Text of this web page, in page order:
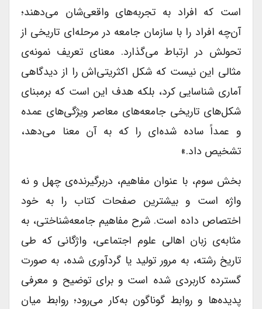
است که افراد به تجربه‌های واقعی‌شان می‌دهند؛
آن‌چه افراد را با سازمان جامعه در مرحله‌ای تاریخی از
تحولش در ارتباط می‌گذارد. معنای تعریف نمونه‌ی
مثالی این نیست که شکل اکثریتی‌اش را از دیدگاهی
آماری شناسایی کرد، بلکه هدف این است که برمبنای
شکل‌های تاریخی جامعه‌های معاصر ویژگی‌های عمده
و عمداً ساده شده‌ای را که به آن معنا می‌دهد،
تشخیص داد.»
بخش سوم، با عنوان مفاهیم، دربرگیرنده‌ی چهل و نه
واژه است و بیشترین صفحات کتاب را به خود
اختصاص داده است. شرح مفاهیم جامعه‌شناختی، به
مثابه‌ی زبان اهالی علوم اجتماعی، واژگانی که طی
تاریخ رشته، به مرور تولید یا گردآوری شده، به صورت
گسترده کاربردی شده است و برای توضیح و معرفی
پدیده‌ها و روابط گوناگون به‌کار می‌رود؛ روابط میان